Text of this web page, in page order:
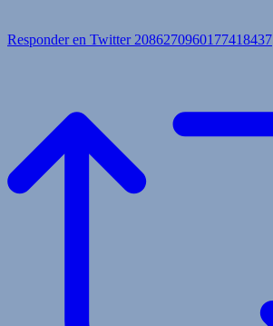
Responder en Twitter 2086270960177418437